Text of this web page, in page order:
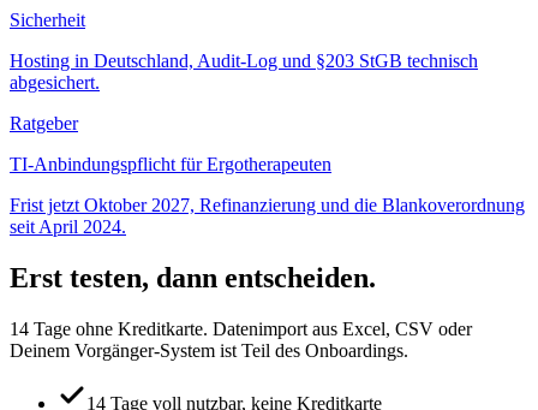
Sicherheit
Hosting in Deutschland, Audit-Log und §203 StGB technisch
abgesichert.
Ratgeber
TI-Anbindungspflicht für Ergotherapeuten
Frist jetzt Oktober 2027, Refinanzierung und die Blankoverordnung
seit April 2024.
Erst testen, dann entscheiden.
14 Tage ohne Kreditkarte. Datenimport aus Excel, CSV oder
Deinem Vorgänger-System ist Teil des Onboardings.
14 Tage voll nutzbar, keine Kreditkarte